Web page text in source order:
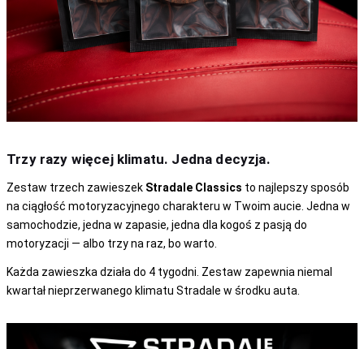
Trzy razy więcej klimatu. Jedna decyzja.
Zestaw trzech zawieszek Stradale Classics to najlepszy sposób
na ciągłość motoryzacyjnego charakteru w Twoim aucie. Jedna w
samochodzie, jedna w zapasie, jedna dla kogoś z pasją do
motoryzacji — albo trzy na raz, bo warto.
Każda zawieszka działa do 4 tygodni. Zestaw zapewnia niemal
kwartał nieprzerwanego klimatu Stradale w środku auta.